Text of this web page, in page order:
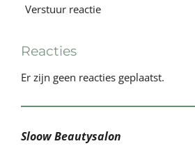
Verstuur reactie
Reacties
Er zijn geen reacties geplaatst.
Sloow Beautysalon